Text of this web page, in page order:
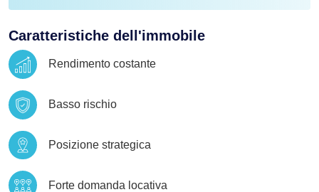
Caratteristiche dell'immobile
Rendimento costante
Basso rischio
Posizione strategica
Forte domanda locativa